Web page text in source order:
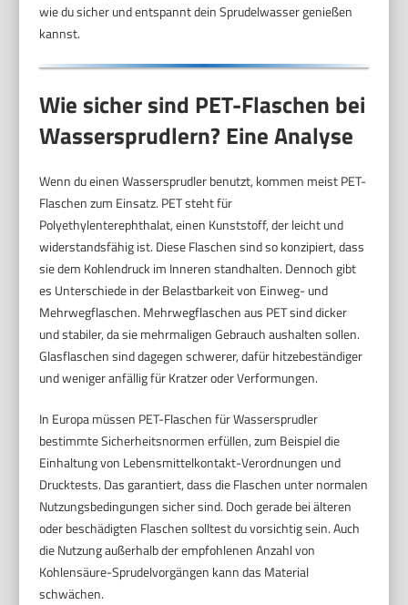
wie du sicher und entspannt dein Sprudelwasser genießen
kannst.
Wie sicher sind PET-Flaschen bei
Wassersprudlern? Eine Analyse
Wenn du einen Wassersprudler benutzt, kommen meist PET-
Flaschen zum Einsatz. PET steht für
Polyethylenterephthalat, einen Kunststoff, der leicht und
widerstandsfähig ist. Diese Flaschen sind so konzipiert, dass
sie dem Kohlendruck im Inneren standhalten. Dennoch gibt
es Unterschiede in der Belastbarkeit von Einweg- und
Mehrwegflaschen. Mehrwegflaschen aus PET sind dicker
und stabiler, da sie mehrmaligen Gebrauch aushalten sollen.
Glasflaschen sind dagegen schwerer, dafür hitzebeständiger
und weniger anfällig für Kratzer oder Verformungen.
In Europa müssen PET-Flaschen für Wassersprudler
bestimmte Sicherheitsnormen erfüllen, zum Beispiel die
Einhaltung von Lebensmittelkontakt-Verordnungen und
Drucktests. Das garantiert, dass die Flaschen unter normalen
Nutzungsbedingungen sicher sind. Doch gerade bei älteren
oder beschädigten Flaschen solltest du vorsichtig sein. Auch
die Nutzung außerhalb der empfohlenen Anzahl von
Kohlensäure-Sprudelvorgängen kann das Material
schwächen.